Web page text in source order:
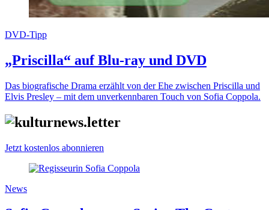
DVD-Tipp
„Priscilla“ auf Blu-ray und DVD
Das biografische Drama erzählt von der Ehe zwischen Priscilla und
Elvis Presley – mit dem unverkennbaren Touch von Sofia Coppola.
Jetzt kostenlos abonnieren
News